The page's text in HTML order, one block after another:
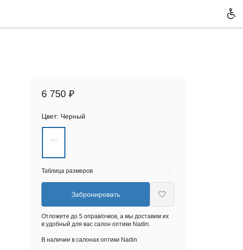
6 750 ₽
Цвет: Черный
Таблица размеров
Забронировать
Отложите до 5 оправ/очков, а мы доставим их
в удобный для вас салон оптики Nadin.
В наличии в салонах оптики Nadin